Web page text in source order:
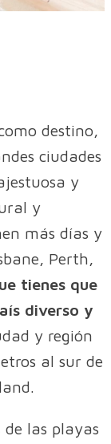
destino,
ciudades
y
y
más días y
Perth,
tienes que
diverso y
y región
al sur de
las playas